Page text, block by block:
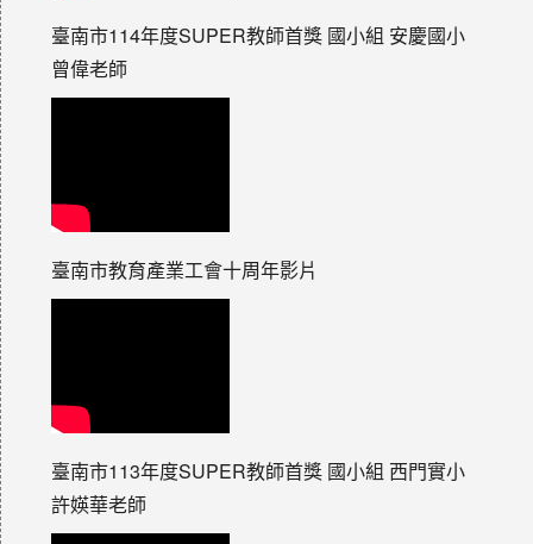
臺南市114年度SUPER教師首獎 國小組 安慶國小
曾偉老師
臺南市教育產業工會十周年影片
臺南市113年度SUPER教師首獎 國小組 西門實小
許媖華老師